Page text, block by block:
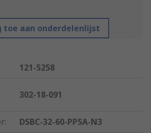
toe aan onderdelenlijst
121-5258
302-18-091
:
DSBC-32-60-PPSA-N3